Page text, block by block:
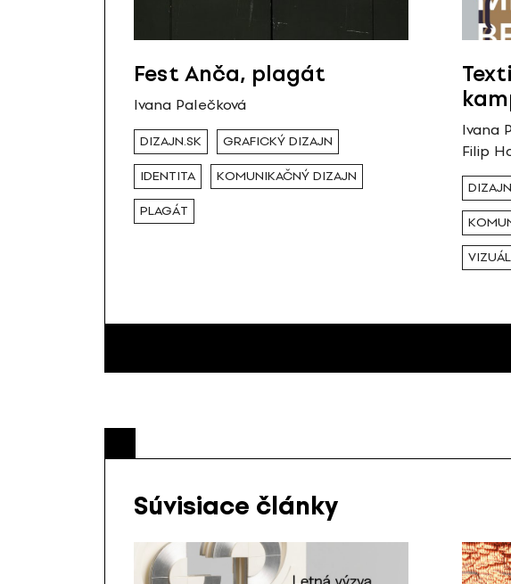
Fest Anča, plagát
Ivana Palečková
DIZAJN.SK GRAFICKÝ DIZAJN
IDENTITA KOMUNIKAČNÝ DIZAJN
PLAGÁT
Ivana
Filip
Súvisiace články